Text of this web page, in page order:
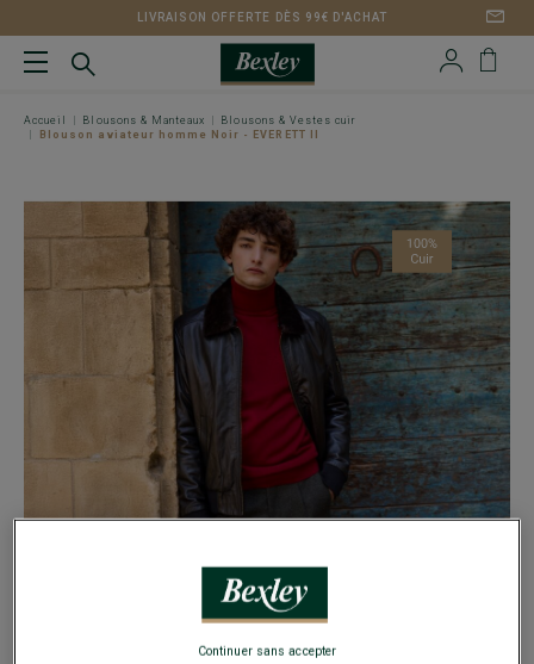
LIVRAISON OFFERTE DÈS 99€ D'ACHAT
Accueil Blousons & Manteaux
Blousons & Vestes cuir
Blouson aviateur homme Noir - EVERETT II
Continuer sans accepter